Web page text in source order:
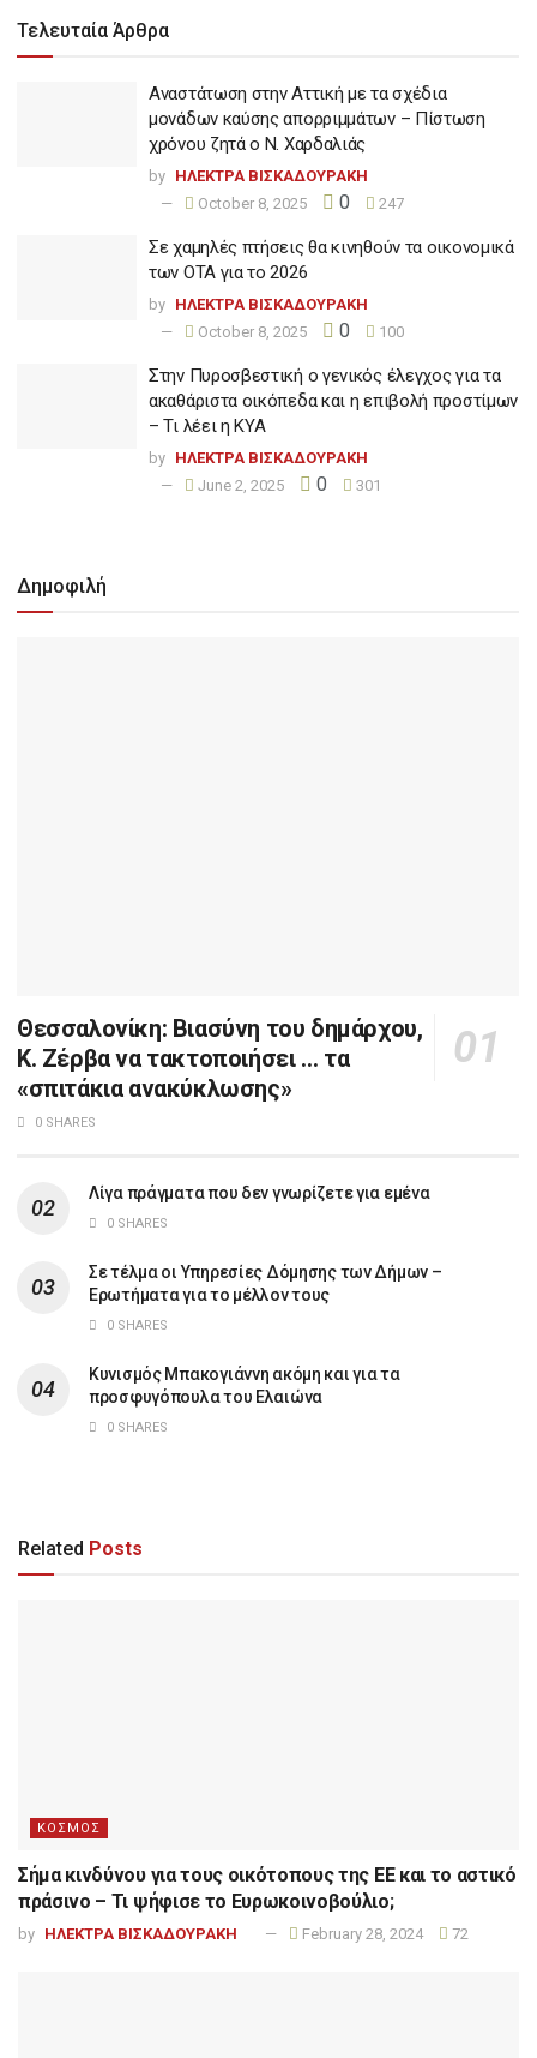
Τελευταία Άρθρα
Αναστάτωση στην Αττική με τα σχέδια
μονάδων καύσης απορριμμάτων – Πίστωση
χρόνου ζητά ο Ν. Χαρδαλιάς
by ΗΛΕΚΤΡΑ ΒΙΣΚΑΔΟΥΡΑΚΗ
October 8, 2025
0 247
Σε χαμηλές πτήσεις θα κινηθούν τα οικονομικά
των ΟΤΑ για το 2026
by ΗΛΕΚΤΡΑ ΒΙΣΚΑΔΟΥΡΑΚΗ
October 8, 2025
0 100
Στην Πυροσβεστική ο γενικός έλεγχος για τα
ακαθάριστα οικόπεδα και η επιβολή προστίμων
– Τι λέει η ΚΥΑ
by ΗΛΕΚΤΡΑ ΒΙΣΚΑΔΟΥΡΑΚΗ
June 2, 2025
0 301
Δημοφιλή
Θεσσαλονίκη: Βιασύνη του δημάρχου,
Κ. Ζέρβα να τακτοποιήσει … τα
«σπιτάκια ανακύκλωσης»
0 SHARES
Λίγα πράγματα που δεν γνωρίζετε για εμένα
0 SHARES
Σε τέλμα οι Υπηρεσίες Δόμησης των Δήμων –
Ερωτήματα για το μέλλον τους
0 SHARES
Κυνισμός Μπακογιάννη ακόμη και για τα
προσφυγόπουλα του Ελαιώνα
0 SHARES
Related Posts
ΚΟΣΜΟΣ
Σήμα κινδύνου για τους οικότοπους της ΕΕ και το αστικό
πράσινο – Τι ψήφισε το Ευρωκοινοβούλιο;
by ΗΛΕΚΤΡΑ ΒΙΣΚΑΔΟΥΡΑΚΗ February 28, 2024 72